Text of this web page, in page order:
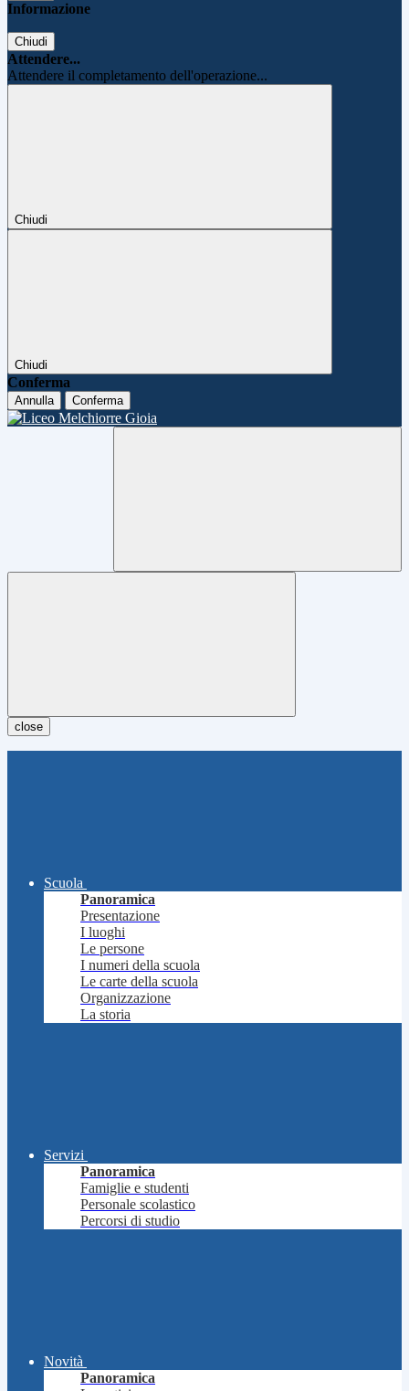
Informazione
Chiudi
Attendere...
Attendere il completamento dell'operazione...
Chiudi
Chiudi
Conferma
Annulla Conferma
close
Scuola
Panoramica
Presentazione
I luoghi
Le persone
I numeri della scuola
Le carte della scuola
Organizzazione
La storia
Servizi
Panoramica
Famiglie e studenti
Personale scolastico
Percorsi di studio
Novità
Panoramica